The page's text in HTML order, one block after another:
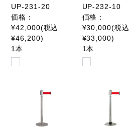
UP-231-20
価格：
¥42,000(税込
¥46,200)
1本
UP-232-10
価格：
¥30,000(税込
¥33,000)
1本